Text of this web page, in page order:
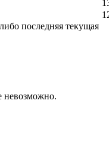
последняя текущая
невозможно.